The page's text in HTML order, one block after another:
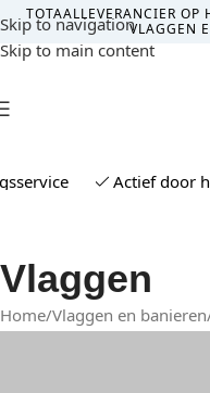
Skip to navigation
Skip to main content
TOTAALLEVERANCIER
VLAGGEN
Actief door
Vlaggen
Home/Vlaggen en banieren